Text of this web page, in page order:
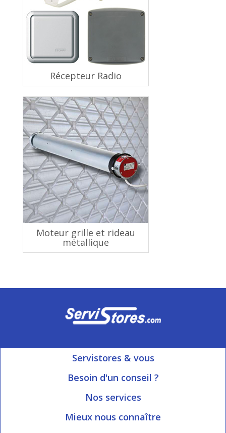
Récepteur Radio
Moteur grille et rideau
métallique
Servistores & vous
Mon compte
Besoin d'un conseil ?
Ouvert du Lundi au Vendredi
Nos services
Informations livraison
Mieux nous connaître